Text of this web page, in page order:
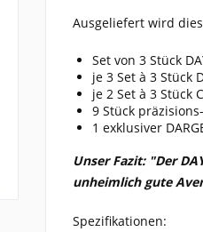
Ausgeliefert wird
Set von 3 Stück
je 3 Set à 3 Stück
je 2 Set à 3 Stück
9 Stück
1 exklusiver
Unser Fazit: "Der
unheimlich gute
Spezifikationen: